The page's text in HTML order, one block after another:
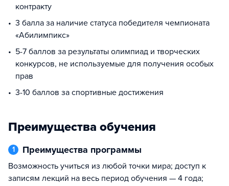
контракту
3 балла за наличие статуса победителя чемпионата
«Абилимпикс»
5-7 баллов за результаты олимпиад и творческих
конкурсов, не используемые для получения особых
прав
3-10 баллов за спортивные достижения
Преимущества обучения
1 Преимущества программы
Возможность учиться из любой точки мира; доступ к
записям лекций на весь период обучения — 4 года;